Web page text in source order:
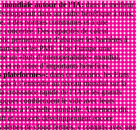
mondiale autour de l’IA:dans le meilleur
dans un cadre bénéfique à tous,
à des normes communes et à une
concertée. Des capacités de calcul
permettraient d’abaisser les barrières à
up et les PME. Une Europe unie
un «hub d’interopérabilité» mondial,
et en retire d’importants bénéfices.
plateformes»:dans ce scénario, les Etats
à s’entendre au niveau mondial sur la
croissance rapide de l’IA et les grands
combleraient le vide avec leurs
à l’échelle mondiale. Autrement dit:
et consorts développeraient encore
de cloud fermés, y compris avec une